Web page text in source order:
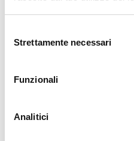
delStrettamente necessari
Funzionali
Analitici
- Il suo orologio è stato
- La registrazione viene